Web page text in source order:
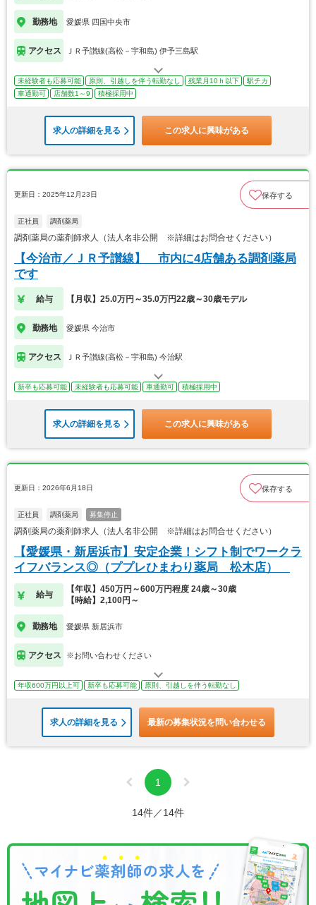
勤務地 愛媛県 四国中央市
アクセス ＪＲ予讃線(高松－宇和島) 伊予三島駅
未経験者も応募可能 原則、引越しを伴う転勤なし 残業月10ｈ以下
駅チカ
車通勤可
店舗数1～9 積極採用中
求人の詳細を見る この求人に興味がある
更新日：2025年12月23日 保存する
正社員 調剤薬局
調剤薬局の薬剤師求人（法人名非公開 ※詳細はお問合せください）
【今治市／ＪＲ予讃線】 市内に4店舗ある調剤薬局
です
給与 【月収】25.0万円～35.0万円22歳～30歳モデル
勤務地 愛媛県 今治市
アクセス ＪＲ予讃線(高松－宇和島) 今治駅
新卒も応募可能 未経験者も応募可能 車通勤可 積極採用中
求人の詳細を見る この求人に興味がある
更新日：2026年6月18日 保存する
正社員 調剤薬局 募集停止
調剤薬局の薬剤師求人（法人名非公開 ※詳細はお問合せください）
【愛媛県・新居浜市】安定企業！シフト制でワークラ
イフバランス◎（ププレひまわり薬局 松木店）
給与
【年収】450万円～600万円程度 24歳～30歳
【時給】2,100円～
勤務地 愛媛県 新居浜市
アクセス ※お問い合わせください
年収600万円以上可 新卒も応募可能 原則、引越しを伴う転勤なし
求人の詳細を見る 最新の募集状況を問い合わせる
1
14件／14件